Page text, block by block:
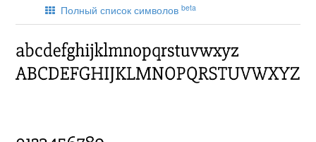
Полный список символов beta